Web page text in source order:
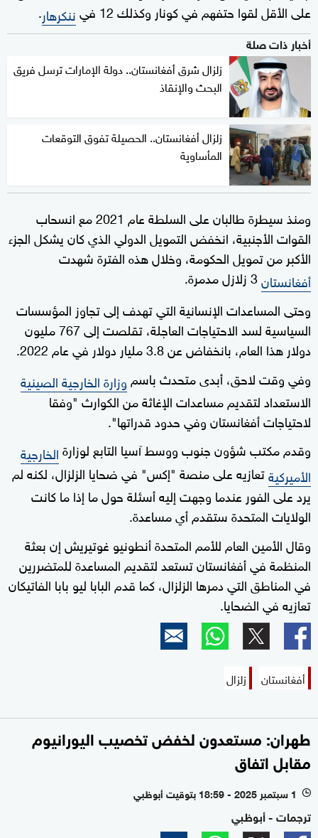
على الأقل لقوا حتفهم في كونار وكذلك 12 في
ننكرهار.
أخبار ذات صلة
زلزال شرق أفغانستان.. دولة الإمارات ترسل فريق
البحث والإنقاذ
زلزال أفغانستان.. الحصيلة تفوق التوقعات
المأساوية
ومنذ سيطرة طالبان على السلطة عام 2021 مع انسحاب
القوات الأجنبية، انخفض التمويل الدولي الذي كان يشكل الجزء
الأكبر من تمويل الحكومة، وخلال هذه الفترة شهدت
أفغانستان
وحتى المساعدات الإنسانية التي تهدف إلى تجاوز المؤسسات
السياسية لسد الاحتياجات العاجلة، تقلصت إلى 767 مليون
دولار هذا العام، بانخفاض عن 3.8 مليار دولار في عام 2022.
وفي وقت لاحق، أبدى متحدث باسم وزارة الخارجية الصينية
الاستعداد لتقديم مساعدات الإغاثة من الكوارث "وفقا
لاحتياجات أفغانستان وفي حدود قدراتها".
وقدم مكتب شؤون جنوب ووسط آسيا التابع لوزارةالخارجية
الأميركيةتعازيه على منصة "إكس" في ضحايا الزلزال، لكنه لم
يرد على الفور عندما وجهت إليه أسئلة حول ما إذا ما كانت
الولايات المتحدة ستقدم أي مساعدة.
وقال الأمين العام للأمم المتحدة أنطونيو غوتيريش إن بعثة
المنظمة في أفغانستان تستعد لتقديم المساعدة للمتضررين
في المناطق التي دمرها الزلزال، كما قدم البابا ليو بابا الفاتيكان
تعازيه في الضحايا.
أفغانستان زلزال
طهران: مستعدون لخفض تخصيب اليورانيوم
مقابل اتفاق
l 1 سبتمبر 2025 - 18:59 بتوقيت أبوظبي
ترجمات - أبوظبي